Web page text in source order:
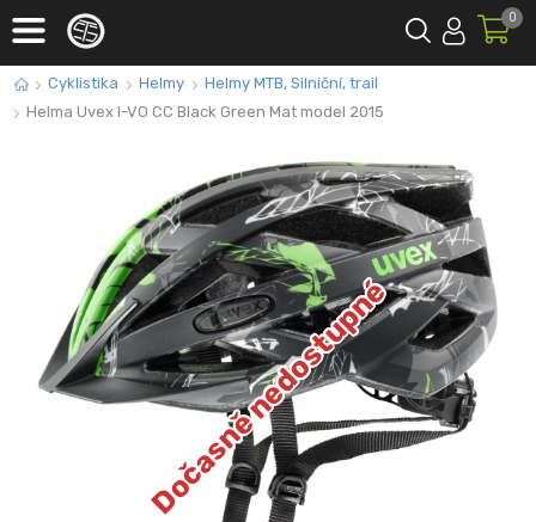
0
Cyklistika Helmy
Helmy MTB, Silniční, trail
Helma Uvex I-VO CC Black Green Mat model 2015
Dočasně nedostupné